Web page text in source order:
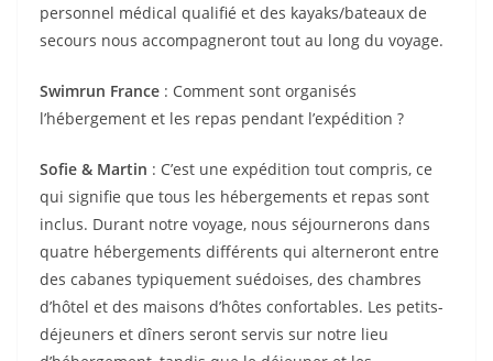
personnel médical qualifié et des kayaks/bateaux de
secours nous accompagneront tout au long du voyage.
Swimrun France : Comment sont organisés
l’hébergement et les repas pendant l’expédition ?
Sofie & Martin : C’est une expédition tout compris, ce
qui signifie que tous les hébergements et repas sont
inclus. Durant notre voyage, nous séjournerons dans
quatre hébergements différents qui alterneront entre
des cabanes typiquement suédoises, des chambres
d’hôtel et des maisons d’hôtes confortables. Les petits-
déjeuners et dîners seront servis sur notre lieu